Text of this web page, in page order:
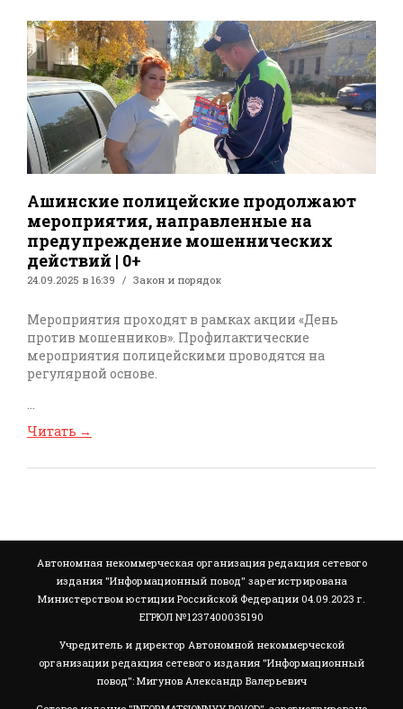
Ашинские полицейские продолжают
мероприятия, направленные на
предупреждение мошеннических
действий | 0+
24.09.2025 в 16:39 Закон и порядок
Мероприятия проходят в рамках акции «День
против мошенников». Профилактические
мероприятия полицейскими проводятся на
регулярной основе.
...
Читать →
Автономная некоммерческая организация редакция сетевого
издания "Информационный повод" зарегистрирована
Министерством юстиции Российской Федерации 04.09.2023 г.
ЕГРЮЛ №1237400035190
Учредитель и директор Автономной некоммерческой
организации редакция сетевого издания "Информационный
повод": Мигунов Александр Валерьевич